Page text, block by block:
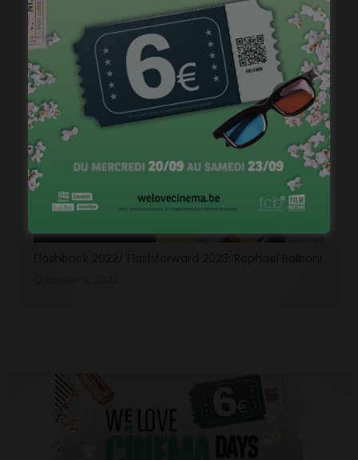
« 1985 »: 5mn avec Tijmen Govaerts
janvier 19, 2023